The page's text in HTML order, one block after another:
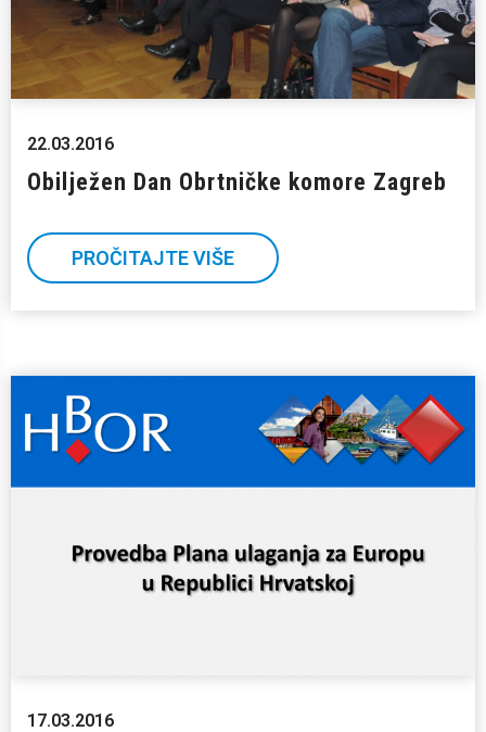
22.03.2016
Obilježen Dan Obrtničke komore Zagreb
PROČITAJTE VIŠE
17.03.2016